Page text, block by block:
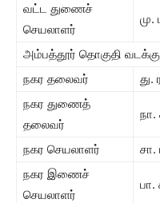
வட்ட துணைச்
செயலாளர்
அம்பத்தூர் தொகுதி
நகர தலைவர்
து.
நகர துணைத்
தலைவர்
நா.
நகர செயலாளர் சா.
நகர இணைச்
செயலாளர்
பா.